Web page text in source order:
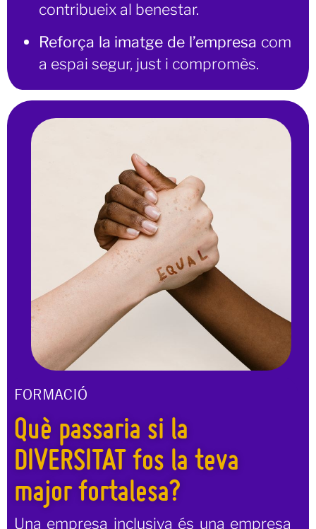
contribueix al benestar.
Reforça la imatge de l’empresa com
a espai segur, just i compromès.
Contacta a través del
FORMULARI
FORMACIÓ
Què passaria si la
DIVERSITAT fos la teva
major fortalesa?
Una empresa inclusiva és una empresa